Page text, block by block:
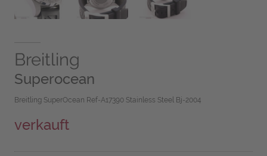
Breitling
Superocean
Breitling SuperOcean Ref-A17390 Stainless Steel Bj-2004
verkauft